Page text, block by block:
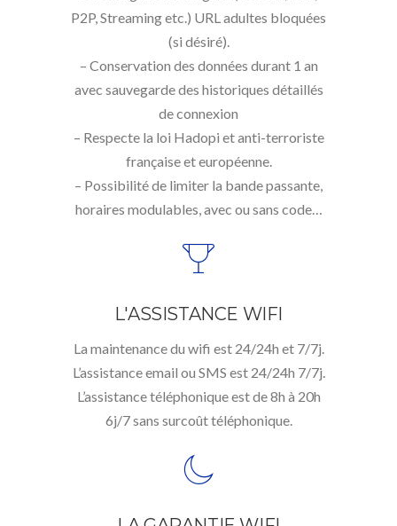
P2P, Streaming etc.) URL adultes bloquées
(si désiré).
– Conservation des données durant 1 an
avec sauvegarde des historiques détaillés
de connexion
– Respecte la loi Hadopi et anti-terroriste
française et européenne.
– Possibilité de limiter la bande passante,
horaires modulables, avec ou sans code…
L'ASSISTANCE WIFI
La maintenance du wifi est 24/24h et 7/7j.
L’assistance email ou SMS est 24/24h 7/7j.
L’assistance téléphonique est de 8h à 20h
6j/7 sans surcoût téléphonique.